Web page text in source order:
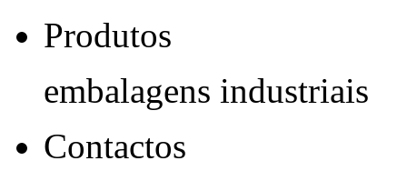
Produtos
embalagens industriais
Contactos